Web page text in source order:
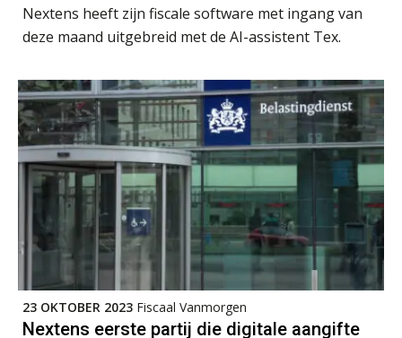
Nextens heeft zijn fiscale software met ingang van
deze maand uitgebreid met de AI-assistent Tex.
23 OKTOBER 2023 Fiscaal Vanmorgen
Nextens eerste partij die digitale aangifte
Ron Mulder
Imke Bos